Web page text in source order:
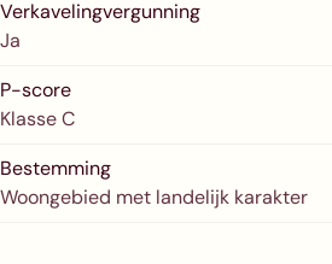
Verkavelingvergunning
Ja
P-score
Klasse C
Bestemming
Woongebied met landelijk karakter